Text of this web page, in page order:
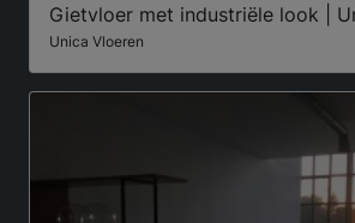
Gietvloer met industriële look |
Unica Vloeren